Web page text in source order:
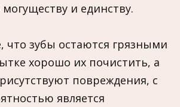
могуществу и единству.
что зубы остаются грязными
хорошо их почистить, а
повреждения, с
является